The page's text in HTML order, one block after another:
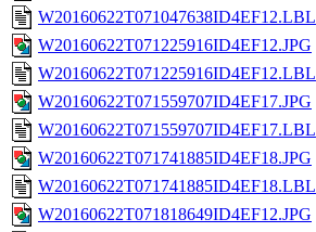
W20160622T071047638ID4EF12.LBL
W20160622T071225916ID4EF12.JPG
W20160622T071225916ID4EF12.LBL
W20160622T071559707ID4EF17.JPG
W20160622T071559707ID4EF17.LBL
W20160622T071741885ID4EF18.JPG
W20160622T071741885ID4EF18.LBL
W20160622T071818649ID4EF12.JPG